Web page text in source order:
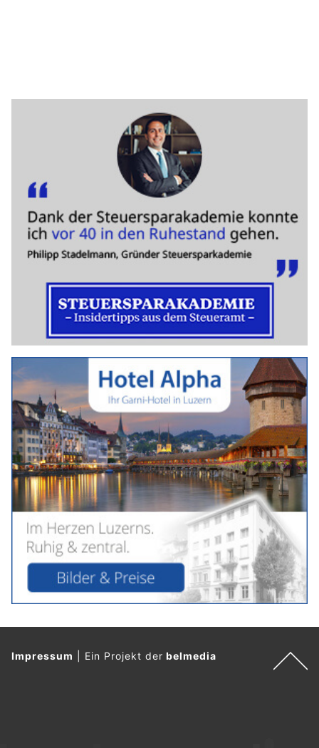
Impressum Ein Projekt derbelmedia